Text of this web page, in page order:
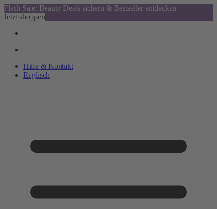
Flash Sale: Beauty Deals sichern & Bestseller entdecken
Jetzt shoppen
Hilfe & Kontakt
Englisch